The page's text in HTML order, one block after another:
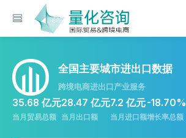
全国主要城市进出口数据
跨境电商进出口产业服务
35.68 亿元
当月贸易总额
28.47 亿元
当月出口额
7.2 亿元
当月进口额
-18.70%
增长率总额